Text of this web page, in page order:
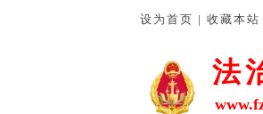
法
设为首页 | 收藏本